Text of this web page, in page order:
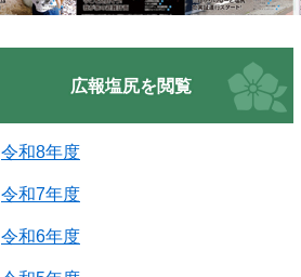
広報塩尻を閲覧
令和8年度
令和7年度
令和6年度